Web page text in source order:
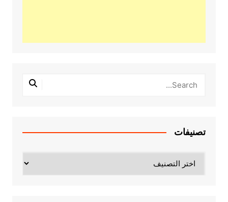
تصنيفات